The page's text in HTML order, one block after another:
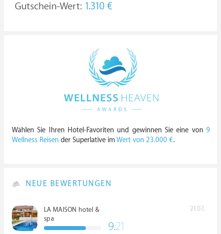
Gutschein-Wert: 1.310 €
Wählen Sie Ihren Hotel-Favoriten und gewinnen Sie eine von 9
Wellness Reisen der Superlative imWert von 23.000 €.
NEUE BEWERTUNGEN
LA MAISON hotel &
spa
21.07.
9.21